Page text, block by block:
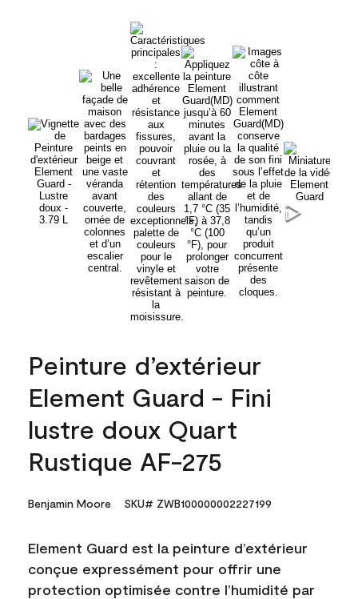
Peinture d’extérieur
Element Guard - Fini
lustre doux Quart
Rustique AF-275
Benjamin Moore SKU# ZWB100000002227199
Element Guard est la peinture d’extérieur
conçue expressément pour offrir une
protection optimisée contre l’humidité par